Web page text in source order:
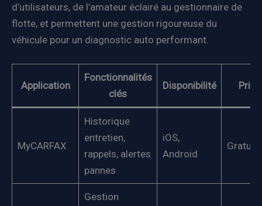
d’utilisateurs, de l’amateur éclairé au gestionnaire de
flotte, et permettent une gestion rigoureuse du
véhicule pour un diagnostic auto performant.
Application
Fonctionnalités
clés
Disponibilité Prix
MyCARFAX
Historique
entretien,
rappels, alertes
pannes
iOS,
Android
Gratuit
Gestion